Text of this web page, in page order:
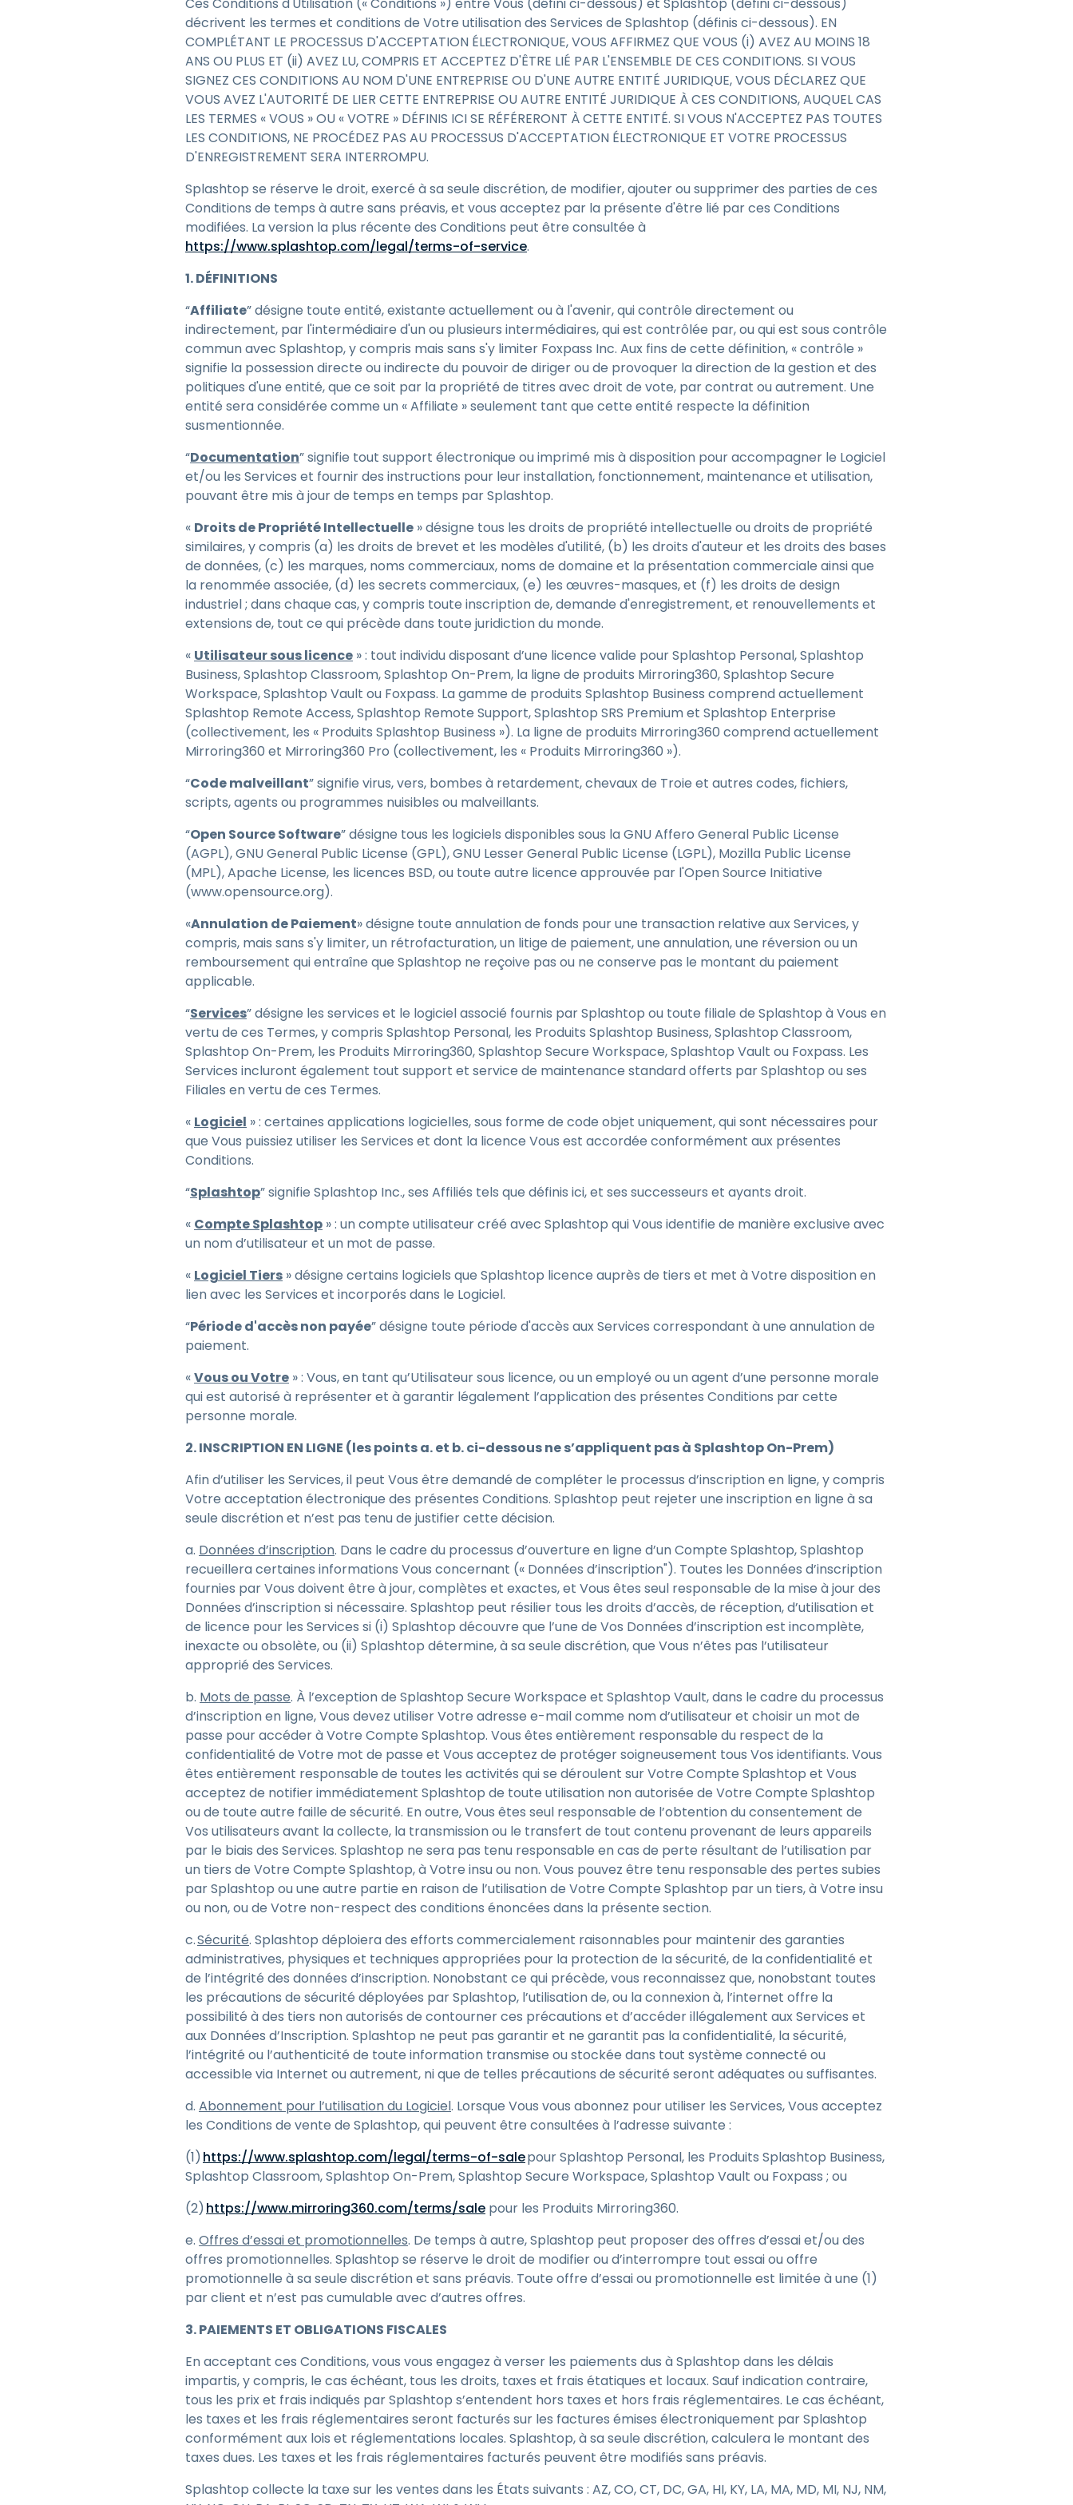
Tous les produits
Assistance sur le terrain
Accès à distance via
RDP/SSH/VNC
Travail à distance avec
Wacom
Accès virtuel aux salles
informatiques
Voir tous les besoins
Voir tous les secteurs
d’activité
日本語
한국어
ภาษาไทย
Bahasa
décrivent les termes et conditions de Votre utilisation des Services de Splashtop (définis ci-dessous). EN
COMPLÉTANT LE PROCESSUS D'ACCEPTATION ÉLECTRONIQUE, VOUS AFFIRMEZ QUE VOUS (i) AVEZ AU MOINS 18
ANS OU PLUS ET (ii) AVEZ LU, COMPRIS ET ACCEPTEZ D'ÊTRE LIÉ PAR L'ENSEMBLE DE CES CONDITIONS. SI VOUS
SIGNEZ CES CONDITIONS AU NOM D'UNE ENTREPRISE OU D'UNE AUTRE ENTITÉ JURIDIQUE, VOUS DÉCLAREZ QUE
VOUS AVEZ L'AUTORITÉ DE LIER CETTE ENTREPRISE OU AUTRE ENTITÉ JURIDIQUE À CES CONDITIONS, AUQUEL CAS
LES TERMES « VOUS » OU « VOTRE » DÉFINIS ICI SE RÉFÉRERONT À CETTE ENTITÉ. SI VOUS N'ACCEPTEZ PAS TOUTES
LES CONDITIONS, NE PROCÉDEZ PAS AU PROCESSUS D'ACCEPTATION ÉLECTRONIQUE ET VOTRE PROCESSUS
D'ENREGISTREMENT SERA INTERROMPU.
Splashtop se réserve le droit, exercé à sa seule discrétion, de modifier, ajouter ou supprimer des parties de ces
Conditions de temps à autre sans préavis, et vous acceptez par la présente d'être lié par ces Conditions
modifiées. La version la plus récente des Conditions peut être consultée à
https://www.splashtop.com/legal/terms-of-service.
1. DÉFINITIONS
“Affiliate” désigne toute entité, existante actuellement ou à l'avenir, qui contrôle directement ou
indirectement, par l'intermédiaire d'un ou plusieurs intermédiaires, qui est contrôlée par, ou qui est sous contrôle
commun avec Splashtop, y compris mais sans s'y limiter Foxpass Inc. Aux fins de cette définition, « contrôle »
signifie la possession directe ou indirecte du pouvoir de diriger ou de provoquer la direction de la gestion et des
politiques d'une entité, que ce soit par la propriété de titres avec droit de vote, par contrat ou autrement. Une
entité sera considérée comme un « Affiliate » seulement tant que cette entité respecte la définition
susmentionnée.
“Documentation” signifie tout support électronique ou imprimé mis à disposition pour accompagner le Logiciel
et/ou les Services et fournir des instructions pour leur installation, fonctionnement, maintenance et utilisation,
pouvant être mis à jour de temps en temps par Splashtop.
« Droits de Propriété Intellectuelle » désigne tous les droits de propriété intellectuelle ou droits de propriété
similaires, y compris (a) les droits de brevet et les modèles d'utilité, (b) les droits d'auteur et les droits des bases
de données, (c) les marques, noms commerciaux, noms de domaine et la présentation commerciale ainsi que
la renommée associée, (d) les secrets commerciaux, (e) les œuvres-masques, et (f) les droits de design
industriel ; dans chaque cas, y compris toute inscription de, demande d'enregistrement, et renouvellements et
extensions de, tout ce qui précède dans toute juridiction du monde.
« Utilisateur sous licence » : tout individu disposant d’une licence valide pour Splashtop Personal, Splashtop
Business, Splashtop Classroom, Splashtop On-Prem, la ligne de produits Mirroring360, Splashtop Secure
Workspace, Splashtop Vault ou Foxpass. La gamme de produits Splashtop Business comprend actuellement
Splashtop Remote Access, Splashtop Remote Support, Splashtop SRS Premium et Splashtop Enterprise
(collectivement, les « Produits Splashtop Business »). La ligne de produits Mirroring360 comprend actuellement
Mirroring360 et Mirroring360 Pro (collectivement, les « Produits Mirroring360 »).
“Code malveillant” signifie virus, vers, bombes à retardement, chevaux de Troie et autres codes, fichiers,
scripts, agents ou programmes nuisibles ou malveillants.
“Open Source Software” désigne tous les logiciels disponibles sous la GNU Affero General Public License
(AGPL), GNU General Public License (GPL), GNU Lesser General Public License (LGPL), Mozilla Public License
(MPL), Apache License, les licences BSD, ou toute autre licence approuvée par l'Open Source Initiative
(www.opensource.org).
«Annulation de Paiement» désigne toute annulation de fonds pour une transaction relative aux Services, y
compris, mais sans s'y limiter, un rétrofacturation, un litige de paiement, une annulation, une réversion ou un
remboursement qui entraîne que Splashtop ne reçoive pas ou ne conserve pas le montant du paiement
applicable.
“Services” désigne les services et le logiciel associé fournis par Splashtop ou toute filiale de Splashtop à Vous en
vertu de ces Termes, y compris Splashtop Personal, les Produits Splashtop Business, Splashtop Classroom,
Splashtop On-Prem, les Produits Mirroring360, Splashtop Secure Workspace, Splashtop Vault ou Foxpass. Les
Services incluront également tout support et service de maintenance standard offerts par Splashtop ou ses
Filiales en vertu de ces Termes.
« Logiciel » : certaines applications logicielles, sous forme de code objet uniquement, qui sont nécessaires pour
que Vous puissiez utiliser les Services et dont la licence Vous est accordée conformément aux présentes
Conditions.
“Splashtop” signifie Splashtop Inc., ses Affiliés tels que définis ici, et ses successeurs et ayants droit.
« Compte Splashtop » : un compte utilisateur créé avec Splashtop qui Vous identifie de manière exclusive avec
un nom d’utilisateur et un mot de passe.
« Logiciel Tiers » désigne certains logiciels que Splashtop licence auprès de tiers et met à Votre disposition en
lien avec les Services et incorporés dans le Logiciel.
“Période d'accès non payée” désigne toute période d'accès aux Services correspondant à une annulation de
paiement.
«Vous ou Votre » : Vous, en tant qu’Utilisateur sous licence, ou un employé ou un agent d’une personne morale
qui est autorisé à représenter et à garantir légalement l’application des présentes Conditions par cette
personne morale.
2. INSCRIPTION EN LIGNE (les points a. et b. ci-dessous ne s’appliquent pas à Splashtop On-Prem)
Afin d’utiliser les Services, il peut Vous être demandé de compléter le processus d’inscription en ligne, y compris
Votre acceptation électronique des présentes Conditions. Splashtop peut rejeter une inscription en ligne à sa
seule discrétion et n’est pas tenu de justifier cette décision.
a. Données d’inscription. Dans le cadre du processus d’ouverture en ligne d’un Compte Splashtop, Splashtop
recueillera certaines informations Vous concernant (« Données d’inscription"). Toutes les Données d’inscription
fournies par Vous doivent être à jour, complètes et exactes, et Vous êtes seul responsable de la mise à jour des
Données d’inscription si nécessaire. Splashtop peut résilier tous les droits d’accès, de réception, d’utilisation et
de licence pour les Services si (i) Splashtop découvre que l’une de Vos Données d’inscription est incomplète,
inexacte ou obsolète, ou (ii) Splashtop détermine, à sa seule discrétion, que Vous n’êtes pas l’utilisateur
approprié des Services.
b. Mots de passe. À l’exception de Splashtop Secure Workspace et Splashtop Vault, dans le cadre du processus
d’inscription en ligne, Vous devez utiliser Votre adresse e-mail comme nom d’utilisateur et choisir un mot de
passe pour accéder à Votre Compte Splashtop. Vous êtes entièrement responsable du respect de la
confidentialité de Votre mot de passe et Vous acceptez de protéger soigneusement tous Vos identifiants. Vous
êtes entièrement responsable de toutes les activités qui se déroulent sur Votre Compte Splashtop et Vous
acceptez de notifier immédiatement Splashtop de toute utilisation non autorisée de Votre Compte Splashtop
ou de toute autre faille de sécurité. En outre, Vous êtes seul responsable de l’obtention du consentement de
Vos utilisateurs avant la collecte, la transmission ou le transfert de tout contenu provenant de leurs appareils
par le biais des Services. Splashtop ne sera pas tenu responsable en cas de perte résultant de l’utilisation par
un tiers de Votre Compte Splashtop, à Votre insu ou non. Vous pouvez être tenu responsable des pertes subies
par Splashtop ou une autre partie en raison de l’utilisation de Votre Compte Splashtop par un tiers, à Votre insu
ou non, ou de Votre non-respect des conditions énoncées dans la présente section.
c.Sécurité. Splashtop déploiera des efforts commercialement raisonnables pour maintenir des garanties
administratives, physiques et techniques appropriées pour la protection de la sécurité, de la confidentialité et
de l’intégrité des données d’inscription. Nonobstant ce qui précède, vous reconnaissez que, nonobstant toutes
les précautions de sécurité déployées par Splashtop, l’utilisation de, ou la connexion à, l’internet offre la
possibilité à des tiers non autorisés de contourner ces précautions et d’accéder illégalement aux Services et
aux Données d’Inscription. Splashtop ne peut pas garantir et ne garantit pas la confidentialité, la sécurité,
l’intégrité ou l’authenticité de toute information transmise ou stockée dans tout système connecté ou
accessible via Internet ou autrement, ni que de telles précautions de sécurité seront adéquates ou suffisantes.
d. Abonnement pour l’utilisation du Logiciel. Lorsque Vous vous abonnez pour utiliser les Services, Vous acceptez
les Conditions de vente de Splashtop, qui peuvent être consultées à l’adresse suivante :
(1) https://www.splashtop.com/legal/terms-of-salepour Splashtop Personal, les Produits Splashtop Business,
Splashtop Classroom, Splashtop On-Prem, Splashtop Secure Workspace, Splashtop Vault ou Foxpass ; ou
(2) https://www.mirroring360.com/terms/sale pour les Produits Mirroring360.
e. Offres d’essai et promotionnelles. De temps à autre, Splashtop peut proposer des offres d’essai et/ou des
offres promotionnelles. Splashtop se réserve le droit de modifier ou d’interrompre tout essai ou offre
promotionnelle à sa seule discrétion et sans préavis. Toute offre d’essai ou promotionnelle est limitée à une (1)
par client et n’est pas cumulable avec d’autres offres.
3. PAIEMENTS ET OBLIGATIONS FISCALES
En acceptant ces Conditions, vous vous engagez à verser les paiements dus à Splashtop dans les délais
impartis, y compris, le cas échéant, tous les droits, taxes et frais étatiques et locaux. Sauf indication contraire,
tous les prix et frais indiqués par Splashtop s’entendent hors taxes et hors frais réglementaires. Le cas échéant,
les taxes et les frais réglementaires seront facturés sur les factures émises électroniquement par Splashtop
conformément aux lois et réglementations locales. Splashtop, à sa seule discrétion, calculera le montant des
taxes dues. Les taxes et les frais réglementaires facturés peuvent être modifiés sans préavis.
Splashtop collecte la taxe sur les ventes dans les États suivants : AZ, CO, CT, DC, GA, HI, KY, LA, MA, MD, MI, NJ, NM,